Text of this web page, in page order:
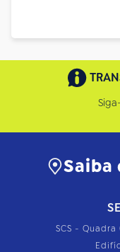
Saiba
SCS -